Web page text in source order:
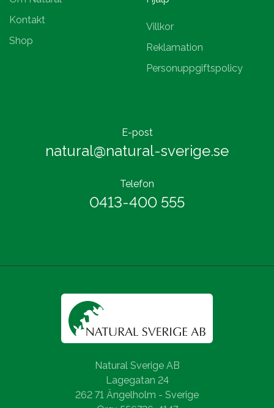
Kontakt
Shop
Villkor
Reklamation
Personuppgiftspolicy
E-post
natural@natural-sverige.se
Telefon
0413-400 555
Natural Sverige AB
Lagegatan 24
262 71 Ängelholm - Sverige